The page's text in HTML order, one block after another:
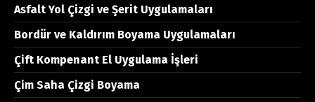
Asfalt Yol Çizgi ve Şerit Uygulamaları
Bordür ve Kaldırım Boyama Uygulamaları
Çift Kompenant El Uygulama İşleri
Çim Saha Çizgi Boyama